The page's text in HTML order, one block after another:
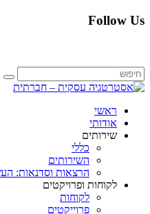
Follow Us
ראשי
אודותי
שירותים
כללי
השירותים
הרצאות וסדנאות:
לקוחות ופרויקטים
לקוחות
פרוייקטים